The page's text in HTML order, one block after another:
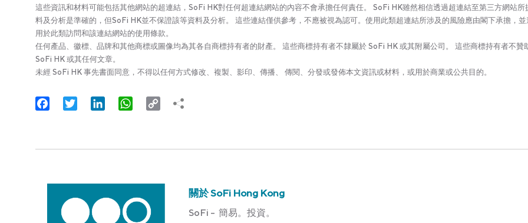
這些資訊和材料可能包括其他網站的超連結，SoFi HK對任何超連結網站的內容不會承擔任何責任。 SoFi HK雖然相信透過超連結至第三方網站所
料及分析是準確的，但SoFi HK並不保證該等資料及分析。 這些連結僅供參考，不應被視為認可。使用此類超連結所涉及的風險應由閣下承擔，並
用於此類訪問和該連結網站的使用條款。
任何產品、徽標、品牌和其他商標或圖像均為其各自商標持有者的財產。 這些商標持有者不隸屬於 SoFi HK 或其附屬公司。 這些商標持有者不贊
SoFi HK 或其任何文章。
未經 SoFi HK 事先書面同意，不得以任何方式修改、複製、影印、傳播、 傳閱、分發或發佈本文資訊或材料，或用於商業或公共目的。
FacebookTwitter LinkedInWhatsApp
Copy
關於 SoFi Hong Kong
SoFi – 簡易。投資。